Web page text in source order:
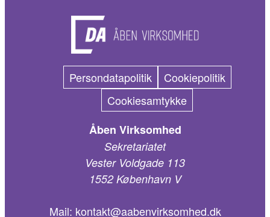
Persondatapolitik
Cookiepolitik
Cookiesamtykke
Åben Virksomhed
Sekretariatet
Vester Voldgade 113
1552 København V
Mail: kontakt@aabenvirksomhed.dk